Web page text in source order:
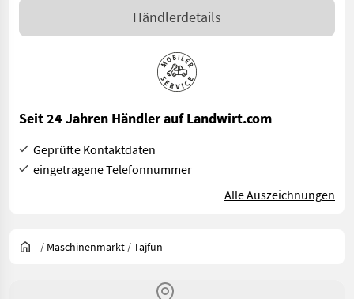
Händlerdetails
Seit 24 Jahren Händler auf Landwirt.com
Geprüfte Kontaktdaten
eingetragene Telefonnummer
Alle Auszeichnungen
/ Maschinenmarkt /Tajfun